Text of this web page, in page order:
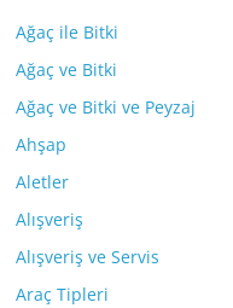
Ağaç ile Bitki
Ağaç ve Bitki
Ağaç ve Bitki ve Peyzaj
Ahşap
Aletler
Alışveriş
Alışveriş ve Servis
Araç Tipleri